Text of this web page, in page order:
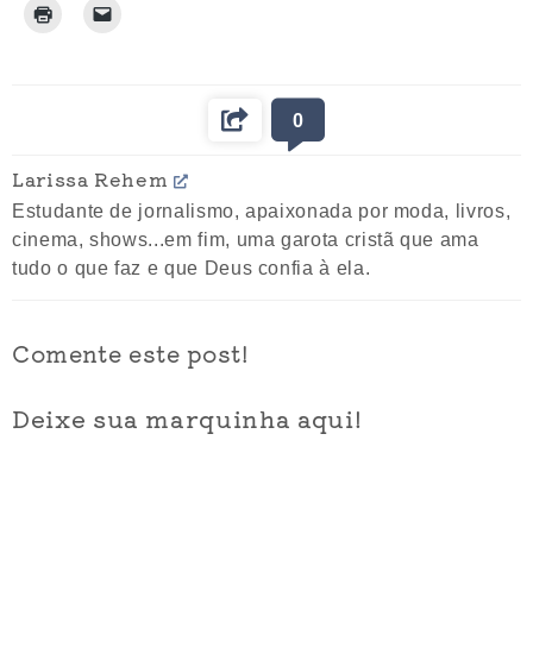
0
Larissa Rehem
Estudante de jornalismo, apaixonada por moda, livros,
cinema, shows...em fim, uma garota cristã que ama
tudo o que faz e que Deus confia à ela.
Comente este post!
Deixe sua marquinha aqui!